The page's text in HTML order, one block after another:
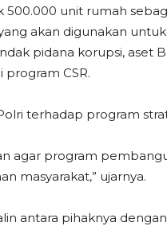
unit rumah
akan digunakan
pidana korupsi, aset
program CSR.
terhadap program
agar program
masyarakat,” ujarnya.
antara pihaknya